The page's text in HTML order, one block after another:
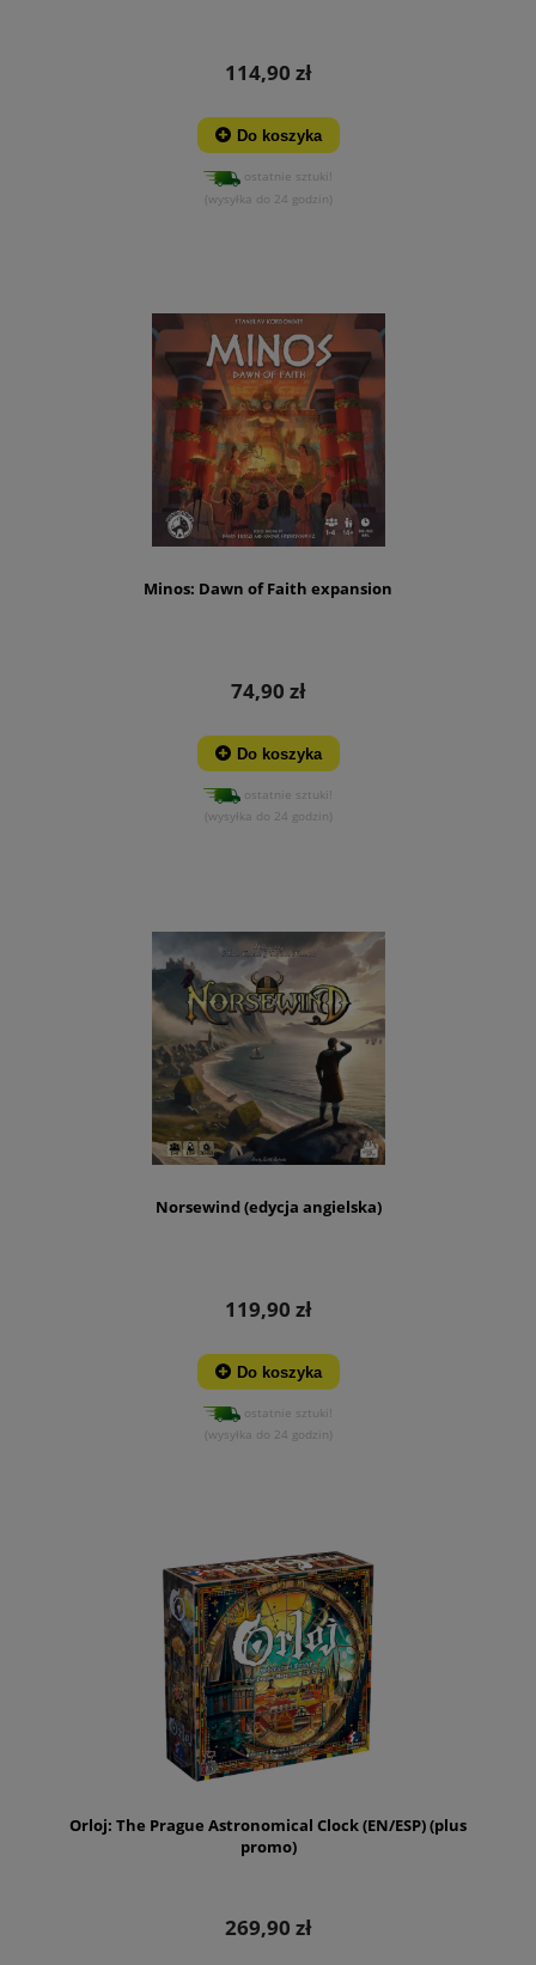
114,90 zł
Do koszyka
ostatnie sztuki!
(wysyłka do 24 godzin)
Minos: Dawn of Faith expansion
74,90 zł
Do koszyka
ostatnie sztuki!
(wysyłka do 24 godzin)
Norsewind (edycja angielska)
119,90 zł
Do koszyka
ostatnie sztuki!
(wysyłka do 24 godzin)
Orloj: The Prague Astronomical Clock (EN/ESP) (plus
promo)
269,90 zł